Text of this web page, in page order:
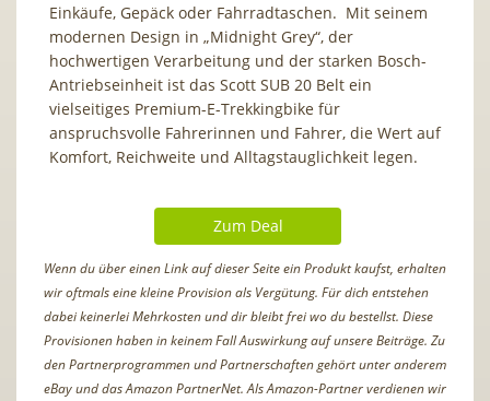
Einkäufe, Gepäck oder Fahrradtaschen. Mit seinem
modernen Design in „Midnight Grey“, der
hochwertigen Verarbeitung und der starken Bosch-
Antriebseinheit ist das Scott SUB 20 Belt ein
vielseitiges Premium-E-Trekkingbike für
anspruchsvolle Fahrerinnen und Fahrer, die Wert auf
Komfort, Reichweite und Alltagstauglichkeit legen.
Zum Deal
Wenn du über einen Link auf dieser Seite ein Produkt kaufst, erhalten
wir oftmals eine kleine Provision als Vergütung. Für dich entstehen
dabei keinerlei Mehrkosten und dir bleibt frei wo du bestellst. Diese
Provisionen haben in keinem Fall Auswirkung auf unsere Beiträge. Zu
den Partnerprogrammen und Partnerschaften gehört unter anderem
eBay und das Amazon PartnerNet. Als Amazon-Partner verdienen wir